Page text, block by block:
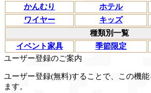
かんむり
ホテル
ワイヤー
キッズ
種類別一覧
イベント家具
季節限定
ユーザー登録のご案内
ユーザー登録(無料)することで、この機
ます。